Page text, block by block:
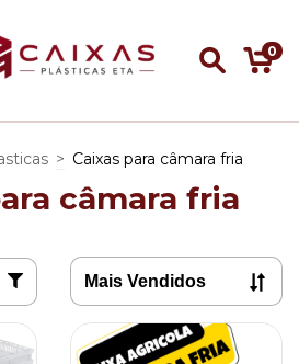
0
> Caixas para câmara fria
câmara fria